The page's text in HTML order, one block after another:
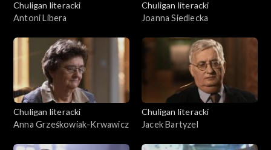
Chuligan literacki
Antoni Libera
Chuligan literacki
Joanna Siedlecka
Chuligan literacki
Anna Grześkowiak-Krwawicz
Chuligan literacki
Jacek Bartyzel